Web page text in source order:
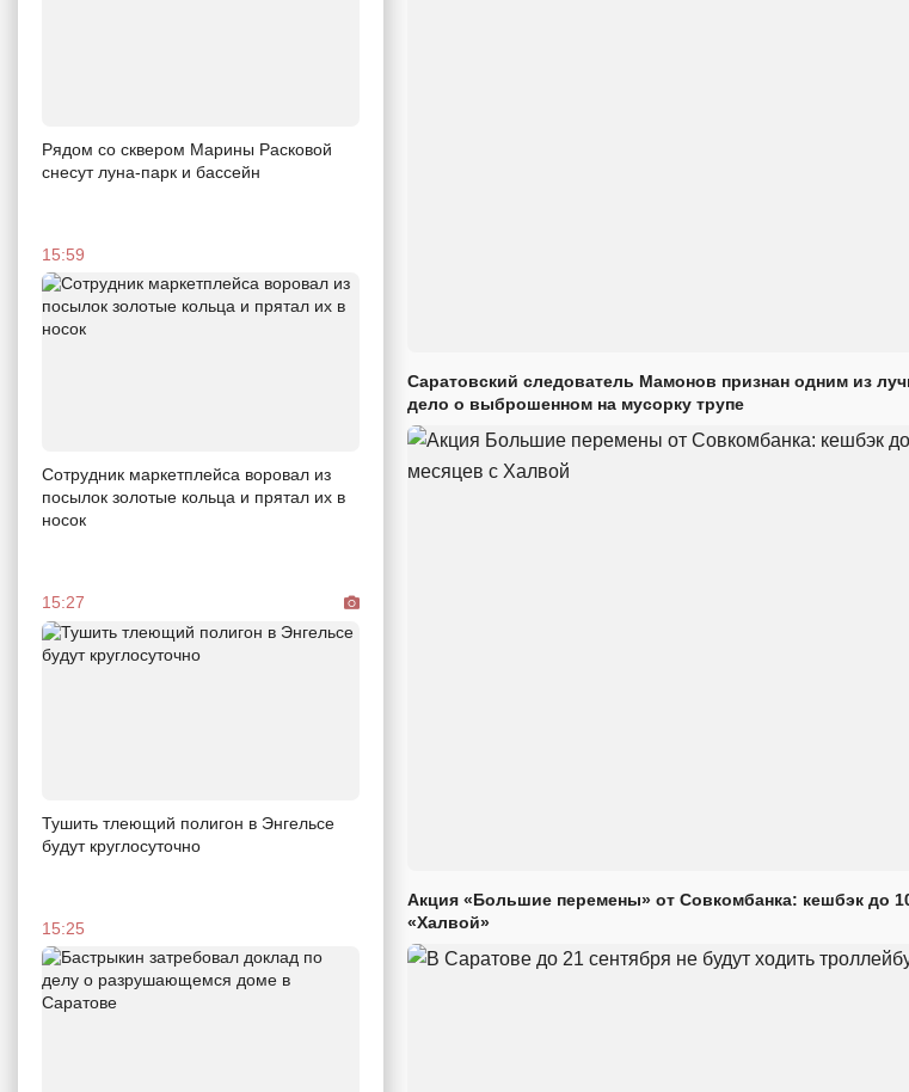
Рядом со сквером Марины Расковой
снесут луна-парк и бассейн
15:59
Сотрудник маркетплейса воровал из
посылок золотые кольца и прятал их в
носок
15:27
Тушить тлеющий полигон в Энгельсе
будут круглосуточно
15:25
Саратовский следователь Мамонов признан одним из
дело о выброшенном на мусорку трупе
Акция «Большие перемены» от Совкомбанка: кешбэк до
«Халвой»